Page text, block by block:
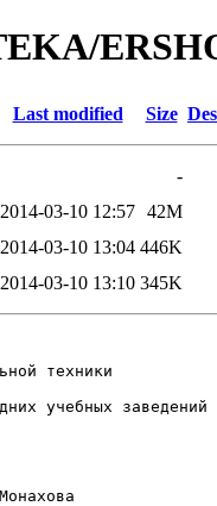
Last modified Size
-
2014-03-10 12:57 42M
2014-03-10 13:04 446K
2014-03-10 13:10 345K
техники
учебных заведений